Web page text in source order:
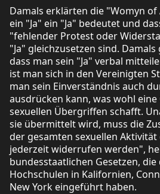
Damals erklärten die "Womyn
ein "Ja" ein "Ja" bedeutet und
"fehlender Protest oder
"Ja" gleichzusetzen sind.
dass man sein "Ja" verbal
ist man sich in den Vereinigten
man sein Einverständnis auch
ausdrücken kann, was wohl eine
sexuellen Übergriffen schafft.
sie übermittelt wird, muss die
der gesamten sexuellen
jederzeit widerrufen werden",
bundesstaatlichen Gesetzen, die
Hochschulen in Kalifornien,
New York eingeführt haben.